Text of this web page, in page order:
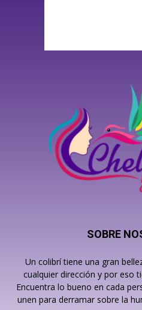
SOBRE
Un colibrí tiene una gran
cualquier dirección y por eso
Encuentra lo bueno en cada
unen para derramar sobre la